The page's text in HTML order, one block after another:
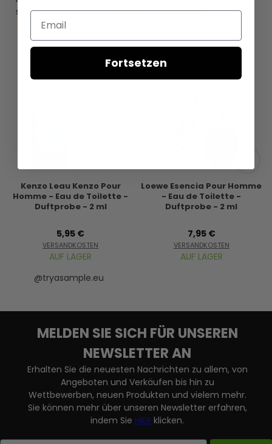
sind, ist im Produktnamen oben angegeben.
Kenzo Leau Kenzo Pour
Homme - Eau de Toilette -
Duftprobe - 2 ml
5,95 €
VERSANDKOSTEN
AUF LAGER
Loewe Esencia Pour Homme
- Eau de Toilette -
Duftprobe - 2 ml
7,95 €
VERSANDKOSTEN
AUF LAGER
@tryasample.eu
MELDEN SIE SICH FÜR UNSEREN
NEWSLETTER AN
Erhalten Sie die neuesten Nachrichten zu allem, von
Angeboten und Verkäufen bis hin zu
Wettbewerben, neuen Produkten und vielem mehr.
Sie können mehr über unseren Newsletter erfahren,
indem SieHIER klicken.
Email
Fortsetzen